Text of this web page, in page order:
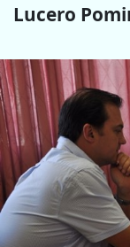
Lucero